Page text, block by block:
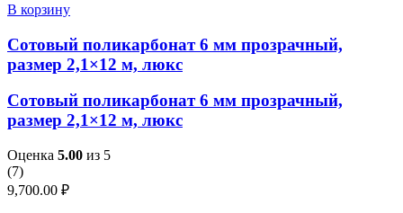
В корзину
Сотовый поликарбонат 6 мм прозрачный,
размер 2,1×12 м, люкс
Сотовый поликарбонат 6 мм прозрачный,
размер 2,1×12 м, люкс
Оценка 5.00 из 5
(7)
9,700.00 ₽